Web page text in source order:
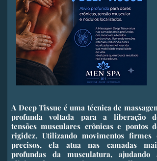
​A Deep Tissue é uma técnica de massagem
profunda voltada para a liberação de
tensões musculares crônicas e pontos de
rigidez. Utilizando movimentos firmes e
precisos, ela atua nas camadas mais
profundas da musculatura, ajudando a